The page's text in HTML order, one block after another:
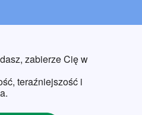
zabierze Cię w
teraźniejszość i